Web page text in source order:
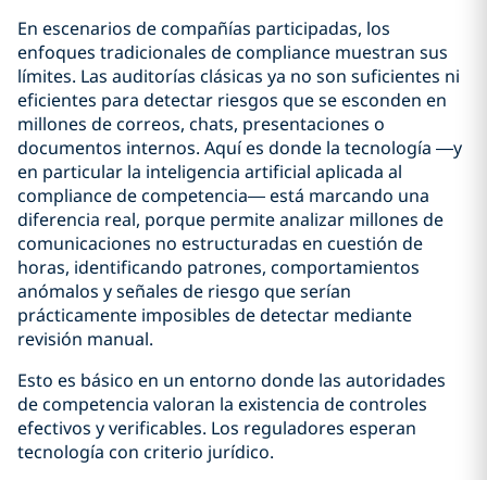
En escenarios de compañías participadas, los
enfoques tradicionales de compliance muestran sus
límites. Las auditorías clásicas ya no son suficientes ni
eficientes para detectar riesgos que se esconden en
millones de correos, chats, presentaciones o
documentos internos. Aquí es donde la tecnología —y
en particular la inteligencia artificial aplicada al
compliance de competencia— está marcando una
diferencia real, porque permite analizar millones de
comunicaciones no estructuradas en cuestión de
horas, identificando patrones, comportamientos
anómalos y señales de riesgo que serían
prácticamente imposibles de detectar mediante
revisión manual.
Esto es básico en un entorno donde las autoridades
de competencia valoran la existencia de controles
efectivos y verificables. Los reguladores esperan
tecnología con criterio jurídico.